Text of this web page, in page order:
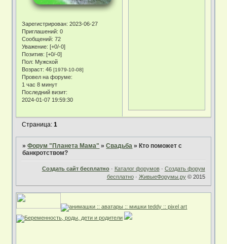
Зарегистрирован: 2023-06-27
Приглашений: 0
Сообщений: 72
Уважение: [+0/-0]
Позитив: [+0/-0]
Пол: Мужской
Возраст: 46[1979-10-08]
Провел на форуме:
1 час 8 минут
Последний визит:
2024-01-07 19:59:30
Страница:1
»Форум "Планета Мама" »Свадьба »Кто поможет с
банкротством?
Создать сайт бесплатно· Каталог форумов· Создать форум
бесплатно· ЖивыеФорумы.ру© 2015